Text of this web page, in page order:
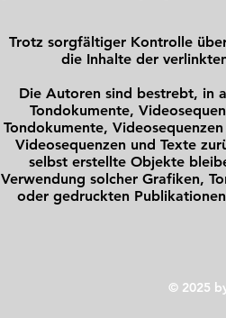
Trotz sorgfältiger Kontrolle
die Inhalte der
Die Autoren sind bestrebt, in
Tondokumente,
Tondokumente,
Videosequenzen und Texte
selbst erstellte Objekte
Verwendung solcher Grafiken,
oder gedruckten
© 2025